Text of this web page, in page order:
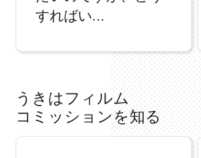
すればい...
うきはフィルム
コミッションを知る